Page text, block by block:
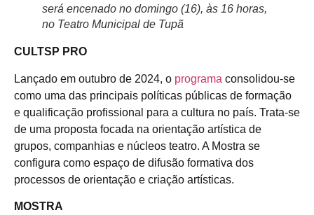
será encenado no domingo (16), às 16 horas,
no Teatro Municipal de Tupã
CULTSP PRO
Lançado em outubro de 2024, o programa consolidou-se
como uma das principais políticas públicas de formação
e qualificação profissional para a cultura no país. Trata-se
de uma proposta focada na orientação artística de
grupos, companhias e núcleos teatro. A Mostra se
configura como espaço de difusão formativa dos
processos de orientação e criação artísticas.
MOSTRA